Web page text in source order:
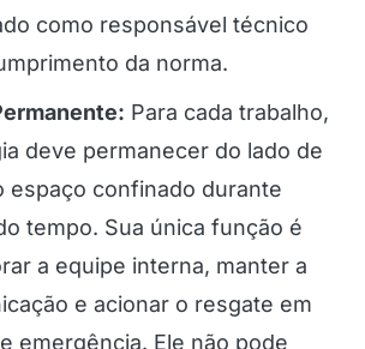
como responsável técnico
da norma.
Para cada trabalho,
deve permanecer do lado de
espaço confinado durante
tempo. Sua única função é
a equipe interna, manter a
e acionar o resgate em
emergência. Ele não pode